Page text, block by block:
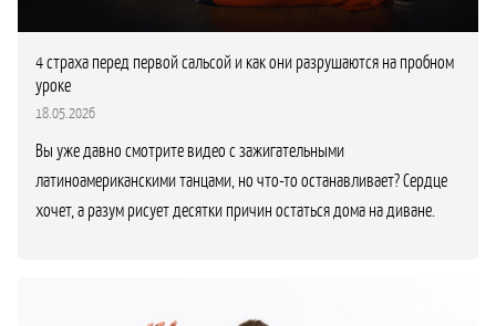
4 страха перед первой сальсой и как они разрушаются на пробном
уроке
18.05.2026
Вы уже давно смотрите видео с зажигательными
латиноамериканскими танцами, но что-то останавливает? Сердце
хочет, а разум рисует десятки причин остаться дома на диване.